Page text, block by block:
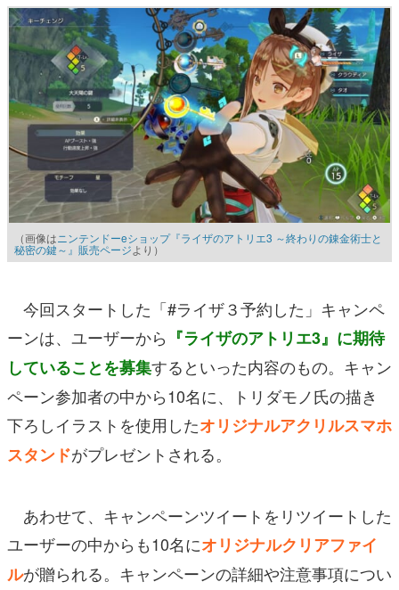
（画像はニンテンドーeショップ『ライザのアトリエ3 ～終わりの錬金術士と
秘密の鍵～』販売ページより）
今回スタートした「#ライザ３予約した」キャンペ
ーンは、ユーザーから 『ライザのアトリエ3』に期待
していることを募集するといった内容のもの。キャン
ペーン参加者の中から10名に、トリダモノ氏の描き
下ろしイラストを使用したオリジナルアクリルスマホ
スタンドがプレゼントされる。
あわせて、キャンペーンツイートをリツイートした
ユーザーの中からも10名にオリジナルクリアファイ
ルが贈られる。キャンペーンの詳細や注意事項につい